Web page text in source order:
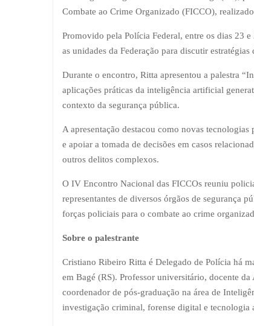
Combate ao Crime Organizado (FICCO),
Promovido pela Polícia Federal, entre os dias 23
as unidades da Federação para discutir
Durante o encontro, Ritta apresentou a palestra
aplicações práticas da inteligência artificial
contexto da segurança pública.
A apresentação destacou como novas
e apoiar a tomada de decisões em casos
outros delitos complexos.
O IV Encontro Nacional das FICCOs reuniu
representantes de diversos órgãos de segurança
forças policiais para o combate ao crime
Sobre o palestrante
Cristiano Ribeiro Ritta é Delegado de Polícia há
em Bagé (RS). Professor universitário, docente
coordenador de pós-graduação na área de
investigação criminal, forense digital e tecnologia